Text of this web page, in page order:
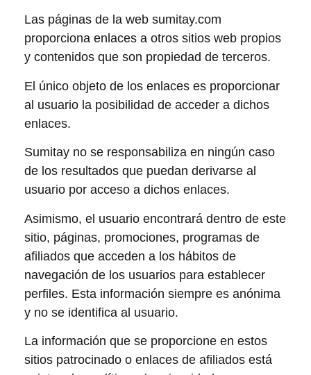
Las páginas de la web sumitay.com
proporciona enlaces a otros sitios web propios
y contenidos que son propiedad de terceros.
El único objeto de los enlaces es proporcionar
al usuario la posibilidad de acceder a dichos
enlaces.
Sumitay no se responsabiliza en ningún caso
de los resultados que puedan derivarse al
usuario por acceso a dichos enlaces.
Asimismo, el usuario encontrará dentro de este
sitio, páginas, promociones, programas de
afiliados que acceden a los hábitos de
navegación de los usuarios para establecer
perfiles. Esta información siempre es anónima
y no se identifica al usuario.
La información que se proporcione en estos
sitios patrocinado o enlaces de afiliados está